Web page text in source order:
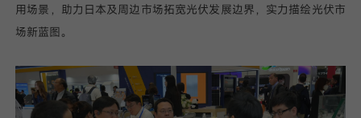
用场景，助力日本及周边市场拓宽光伏发展边界，实力描绘光伏市
场新蓝图。